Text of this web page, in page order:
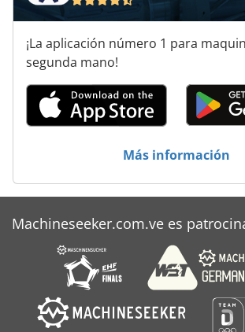
¡La aplicación número 1 para
segunda mano!
Más información
Machineseeker.com.ve es